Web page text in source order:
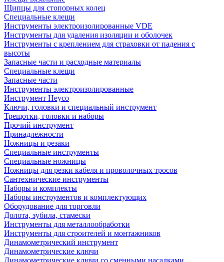
Щипцы для стопорных колец
Специальные клещи
Инструменты электроизолированные VDE
Инструменты для удаления изоляции и оболочек
Инструменты с креплением для страховки от падения с
высоты
Запасные части и расходные материалы
Специальные клещи
Запасные части
Инструменты электроизолированные
Инструмент Heyco
Ключи, головки и специальный инструмент
Трещотки, головки и наборы
Прочий инструмент
Принадлежности
Ножницы и резаки
Специальные инструменты
Специальные ножницы
Ножницы для резки кабеля и проволочных тросов
Сантехнические инструменты
Наборы и комплекты
Наборы инструментов и комплектующих
Оборудование для торговли
Долота, зубила, стамески
Инструменты для металлообработки
Инструменты для строителей и монтажников
Динамометрический инструмент
Динамометрические ключи
Динамометрические ключи со сменными насадками